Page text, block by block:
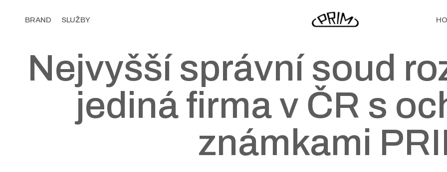
BRAND SLUŽBY
Nejvyšší správní soud
jediná firma v ČR s
známkami